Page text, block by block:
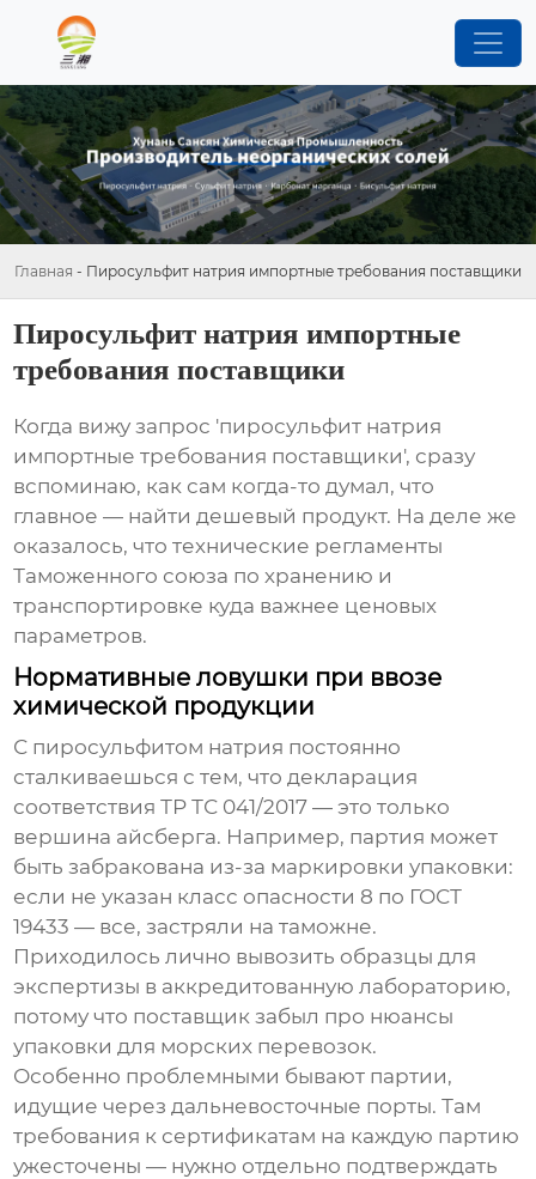
Главная - Пиросульфит натрия импортные требования поставщики
Пиросульфит натрия импортные
требования поставщики
Когда вижу запрос 'пиросульфит натрия
импортные требования поставщики', сразу
вспоминаю, как сам когда-то думал, что
главное — найти дешевый продукт. На деле же
оказалось, что технические регламенты
Таможенного союза по хранению и
транспортировке куда важнее ценовых
параметров.
Нормативные ловушки при ввозе
химической продукции
С пиросульфитом натрия постоянно
сталкиваешься с тем, что декларация
соответствия ТР ТС 041/2017 — это только
вершина айсберга. Например, партия может
быть забракована из-за маркировки упаковки:
если не указан класс опасности 8 по ГОСТ
19433 — все, застряли на таможне.
Приходилось лично вывозить образцы для
экспертизы в аккредитованную лабораторию,
потому что поставщик забыл про нюансы
упаковки для морских перевозок.
Особенно проблемными бывают партии,
идущие через дальневосточные порты. Там
требования к сертификатам на каждую партию
ужесточены — нужно отдельно подтверждать